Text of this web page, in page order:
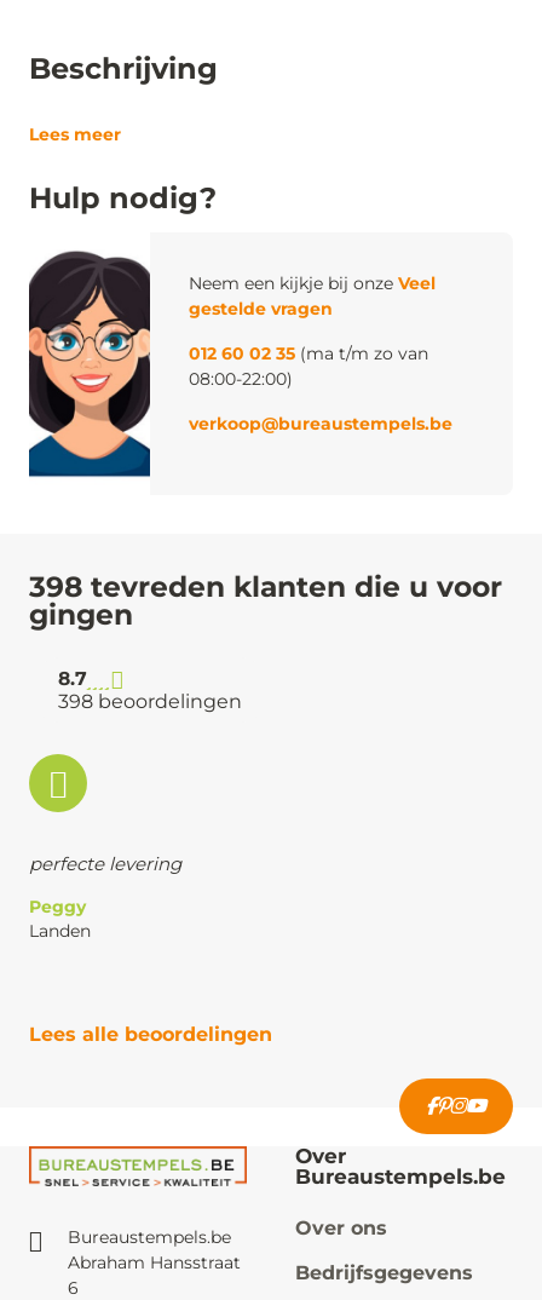
Beschrijving
Lees meer
Hulp nodig?
Neem een kijkje bij onze Veel
gestelde vragen
012 60 02 35 (ma t/m zo van
08:00-22:00)
verkoop@bureaustempels.be
398 tevreden klanten die u voor
gingen
8.7
398 beoordelingen
perfecte levering
Peggy
Landen
Lees alle beoordelingen
Bureaustempels.be
Abraham Hansstraat
6
Over
Bureaustempels.be
Over ons
Bedrijfsgegevens